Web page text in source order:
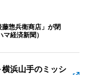
惣兵衛商店」が閉
経済新聞）
横浜山手のミッシ